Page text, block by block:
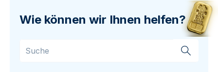
Wie können wir Ihnen helfen?